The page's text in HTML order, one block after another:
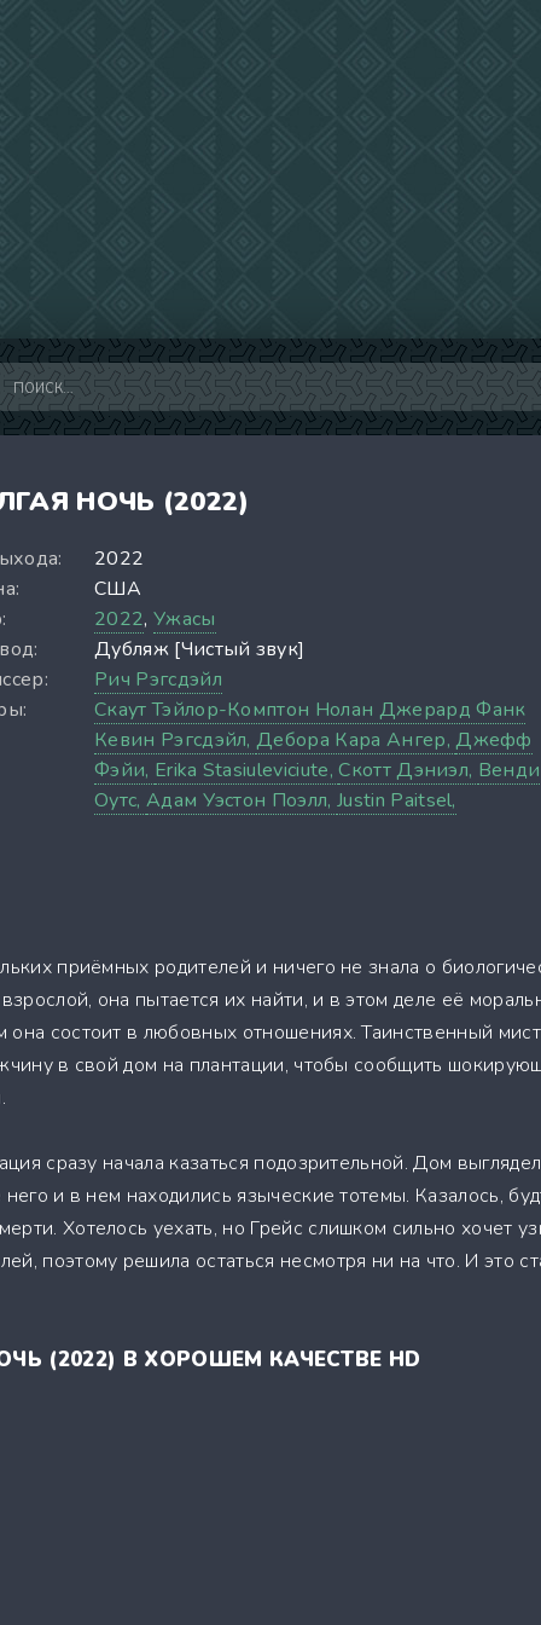
НОЧЬ (2022)
2022
США
2022, Ужасы
Дубляж [Чистый звук]
Рич Рэгсдэйл
Скаут Тэйлор-Комптон Нолан Джерард Фанк
Кевин Рэгсдэйл,Дебора Кара Ангер,Джефф
Фэйи, Erika Stasiuleviciute,Скотт Дэниэл, Венди
Оутс, Адам Уэстон Поэлл,Justin Paitsel,
приёмных родителей и ничего не знала о
она пытается их найти, и в этом деле её
состоит в любовных отношениях. Таинственный
в свой дом на плантации, чтобы сообщить
сразу начала казаться подозрительной. Дом выглядел
и в нем находились языческие тотемы. Казалось,
Хотелось уехать, но Грейс слишком сильно хочет
поэтому решила остаться несмотря ни на что. И это
(2022) В ХОРОШЕМ КАЧЕСТВЕ HD